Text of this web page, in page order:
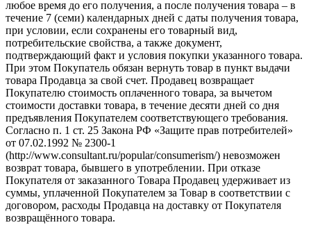
любое время до его получения, а после получения товара – в
течение 7 (семи) календарных дней с даты получения товара,
при условии, если сохранены его товарный вид,
потребительские свойства, а также документ,
подтверждающий факт и условия покупки указанного товара.
При этом Покупатель обязан вернуть товар в пункт выдачи
товара Продавца за свой счет. Продавец возвращает
Покупателю стоимость оплаченного товара, за вычетом
стоимости доставки товара, в течение десяти дней со дня
предъявления Покупателем соответствующего требования.
Согласно п. 1 ст. 25 Закона РФ «Защите прав потребителей»
от 07.02.1992 № 2300-1
(http://www.consultant.ru/popular/consumerism/) невозможен
возврат товара, бывшего в употреблении. При отказе
Покупателя от заказанного Товара Продавец удерживает из
суммы, уплаченной Покупателем за Товар в соответствии с
договором, расходы Продавца на доставку от Покупателя
возвращённого товара.